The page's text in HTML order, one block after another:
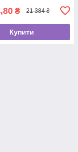
₴ 21 384 ₴
Купити